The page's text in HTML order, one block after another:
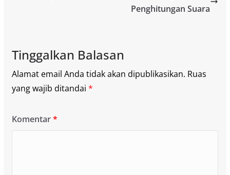
Penghitungan Suara
Tinggalkan Balasan
Alamat email Anda tidak akan dipublikasikan. Ruas
yang wajib ditandai *
Komentar*